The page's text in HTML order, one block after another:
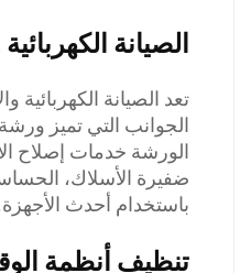
الصيانة
تعد الصيانة الكهربائية
الجوانب التي تميز
الورشة خدمات إصلاح
ضفيرة الأسلاك،
باستخدام أحدث
تنظيف أنظمة